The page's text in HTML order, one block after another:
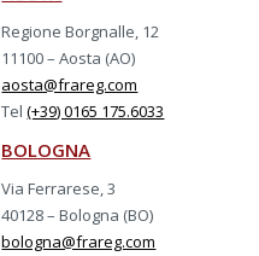
Regione Borgnalle, 12
11100 – Aosta (AO)
aosta@frareg.com
Tel(+39) 0165 175.6033
BOLOGNA
Via Ferrarese, 3
40128 – Bologna (BO)
bologna@frareg.com